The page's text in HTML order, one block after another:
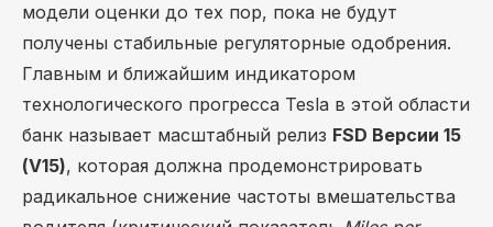
модели оценки до тех пор, пока не будут
получены стабильные регуляторные одобрения.
Главным и ближайшим индикатором
технологического прогресса Tesla в этой области
банк называет масштабный релиз FSD Версии 15
(V15), которая должна продемонстрировать
радикальное снижение частоты вмешательства